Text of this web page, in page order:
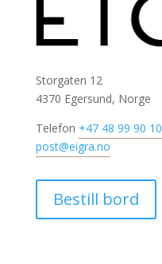
Storgaten 12
4370 Egersund, Norge
Telefon +47 48 99 90 10
post@eigra.no
Bestill bord